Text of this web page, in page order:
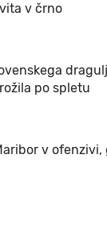
v črno
po spletu
v ofenzivi,